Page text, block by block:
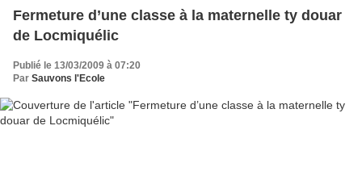
Fermeture d’une classe à la maternelle ty douar
de Locmiquélic
Publié le 13/03/2009 à 07:20
Par Sauvons l'Ecole